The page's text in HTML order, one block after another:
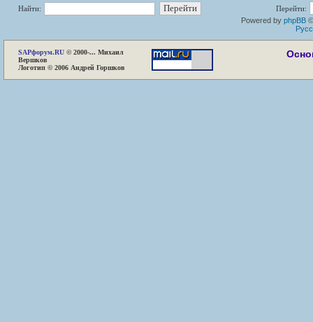
Найти:
Перейти:
Powered by phpBB
SAPфорум.RU © 2000-... Михаил
Вершков
Логотип © 2006 Андрей Горшков